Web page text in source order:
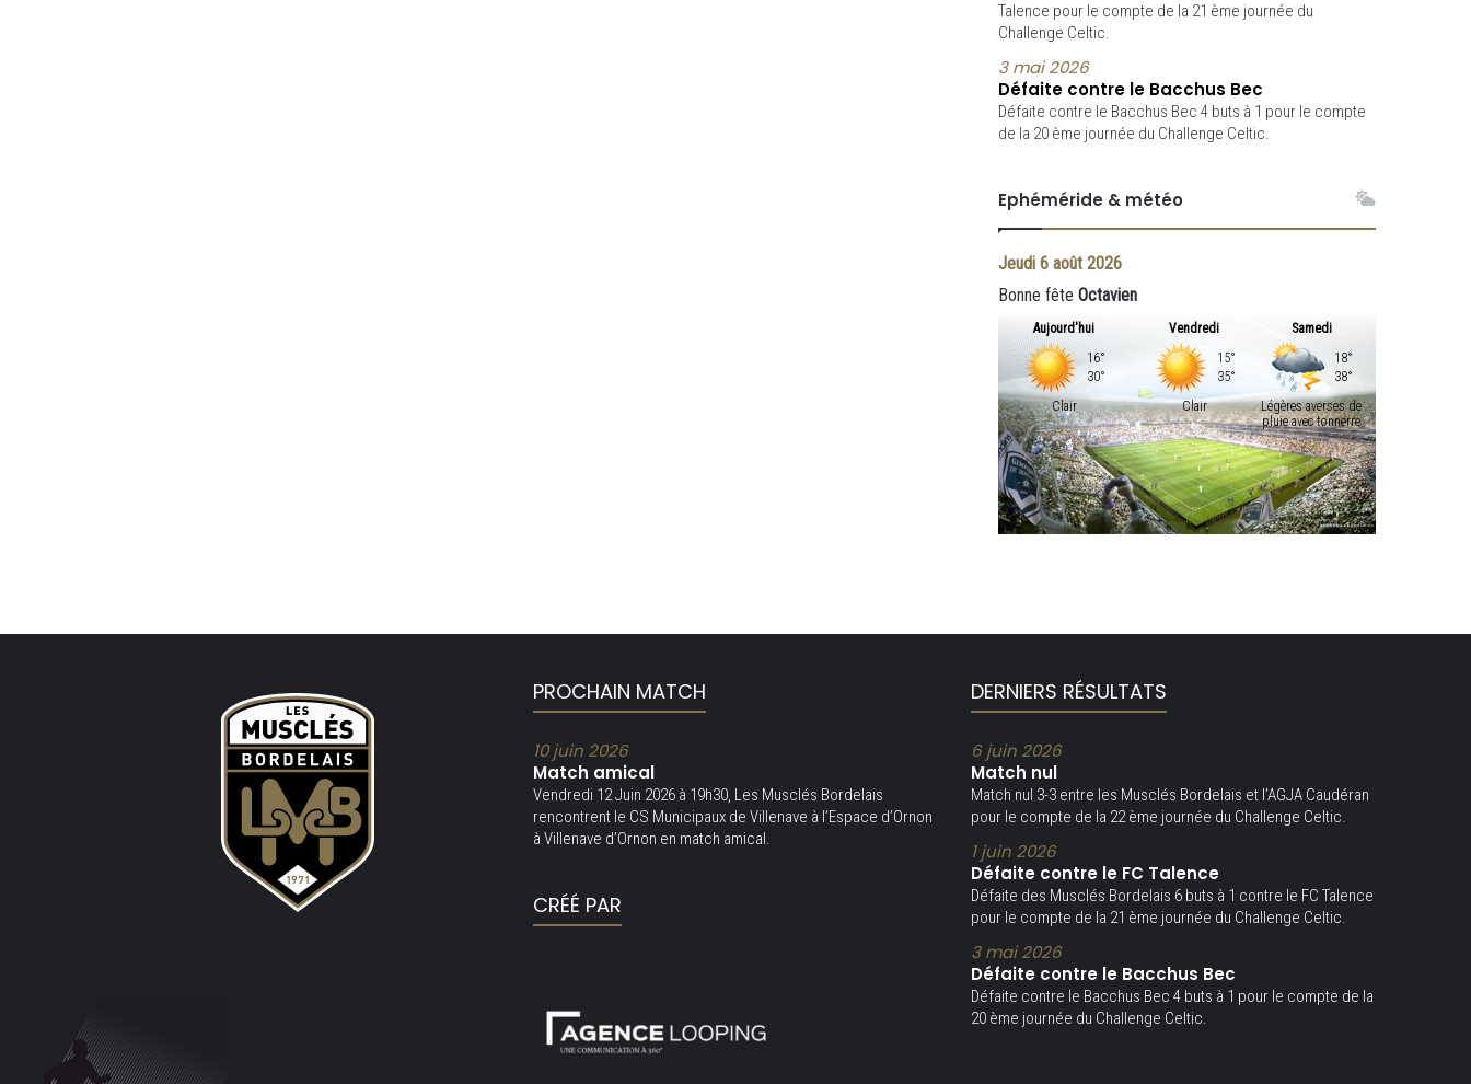
Talence pour le compte de la 21 ème journée du
Challenge Celtic.
3 mai 2026
Défaite contre le Bacchus Bec
Défaite contre le Bacchus Bec 4 buts à 1 pour le compte
de la 20 ème journée du Challenge Celtic.
Ephéméride & météo
Jeudi 6 août 2026
Bonne fêteOctavien
Aujourd'hui
16°
30°
Clair
Vendredi
15°
35°
Clair
Samedi
18°
38°
Légères averses de
pluie avec tonnerre
PROCHAIN MATCH
10 juin 2026
Match amical
Vendredi 12 Juin 2026 à 19h30, Les Musclés Bordelais
rencontrent le CS Municipaux de Villenave à l’Espace d’Ornon
à Villenave d’Ornon en match amical.
CRÉÉ PAR
DERNIERS RÉSULTATS
6 juin 2026
Match nul
Match nul 3-3 entre les Musclés Bordelais et l’AGJA Caudéran
pour le compte de la 22 ème journée du Challenge Celtic.
1 juin 2026
Défaite contre le FC Talence
Défaite des Musclés Bordelais 6 buts à 1 contre le FC Talence
pour le compte de la 21 ème journée du Challenge Celtic.
3 mai 2026
Défaite contre le Bacchus Bec
Défaite contre le Bacchus Bec 4 buts à 1 pour le compte de la
20 ème journée du Challenge Celtic.